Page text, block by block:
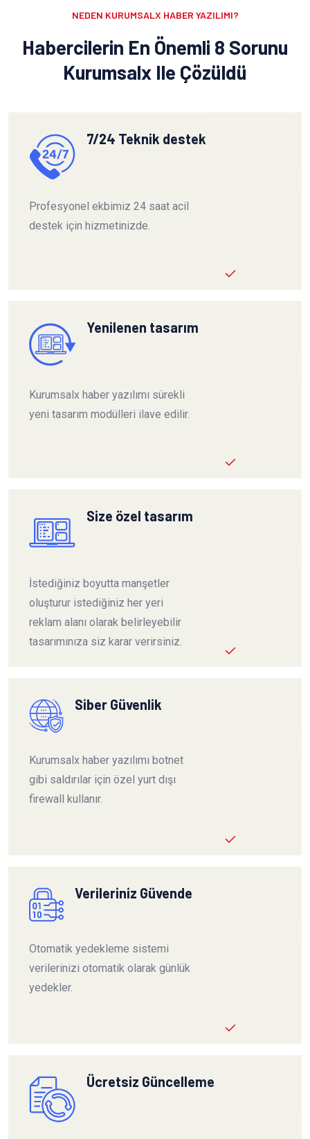
NEDEN KURUMSALX HABER YAZILIMI?
Habercilerin En Önemli 8 Sorunu
Kurumsalx Ile Çözüldü
7/24 Teknik destek
Profesyonel ekbimiz 24 saat acil
destek için hizmetinizde.
Yenilenen tasarım
Kurumsalx haber yazılımı sürekli
yeni tasarım modülleri ilave edilir.
Size özel tasarım
İstediğiniz boyutta manşetler
oluşturur istediğiniz her yeri
reklam alanı olarak belirleyebilir
tasarımınıza siz karar verirsiniz.
Siber Güvenlik
Kurumsalx haber yazılımı botnet
gibi saldırılar için özel yurt dışı
firewall kullanır.
Verileriniz Güvende
Otomatik yedekleme sistemi
verilerinizi otomatik olarak günlük
yedekler.
Ücretsiz Güncelleme